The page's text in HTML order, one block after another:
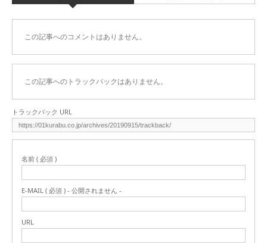
この記事へのコメントはありません。
この記事へのトラックバックはありません。
トラックバック URL
名前 ( 必須 )
E-MAIL ( 必須 ) - 公開されません -
URL